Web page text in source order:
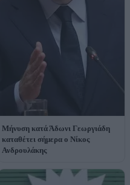
Μήνυση κατά Άδωνι Γεωργιάδη
καταθέτει σήμερα ο Νίκος
Ανδρουλάκης